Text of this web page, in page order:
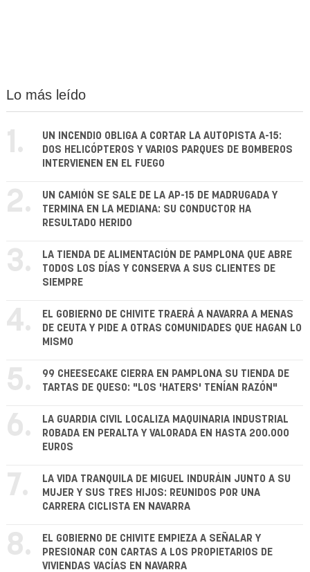
Lo más leído
1.
UN INCENDIO OBLIGA A CORTAR LA AUTOPISTA A-15:
DOS HELICÓPTEROS Y VARIOS PARQUES DE BOMBEROS
INTERVIENEN EN EL FUEGO
2.
UN CAMIÓN SE SALE DE LA AP-15 DE MADRUGADA Y
TERMINA EN LA MEDIANA: SU CONDUCTOR HA
RESULTADO HERIDO
3.
LA TIENDA DE ALIMENTACIÓN DE PAMPLONA QUE ABRE
TODOS LOS DÍAS Y CONSERVA A SUS CLIENTES DE
SIEMPRE
4.
EL GOBIERNO DE CHIVITE TRAERÁ A NAVARRA A MENAS
DE CEUTA Y PIDE A OTRAS COMUNIDADES QUE HAGAN LO
MISMO
5.
99 CHEESECAKE CIERRA EN PAMPLONA SU TIENDA DE
TARTAS DE QUESO: "LOS 'HATERS' TENÍAN RAZÓN"
6.
LA GUARDIA CIVIL LOCALIZA MAQUINARIA INDUSTRIAL
ROBADA EN PERALTA Y VALORADA EN HASTA 200.000
EUROS
7.
LA VIDA TRANQUILA DE MIGUEL INDURÁIN JUNTO A SU
MUJER Y SUS TRES HIJOS: REUNIDOS POR UNA
CARRERA CICLISTA EN NAVARRA
8.
EL GOBIERNO DE CHIVITE EMPIEZA A SEÑALAR Y
PRESIONAR CON CARTAS A LOS PROPIETARIOS DE
VIVIENDAS VACÍAS EN NAVARRA